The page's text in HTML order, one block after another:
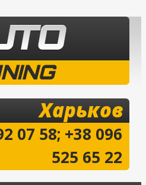
Харьков
07 58; +38 096
525 65 22